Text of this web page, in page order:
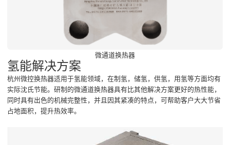
微通道换热器
氢能解决方案
杭州微控换热器适用于氢能领域，在制氢，储氢，供氢，用氢等方面均有
实际沈氏节能。研制的微通道换热器具有比其他解决方案更好的热性能，
同时具有出色的机械完整性，并且因其紧凑的特点，可帮助客户大大节省
占地面积，提升热效率。